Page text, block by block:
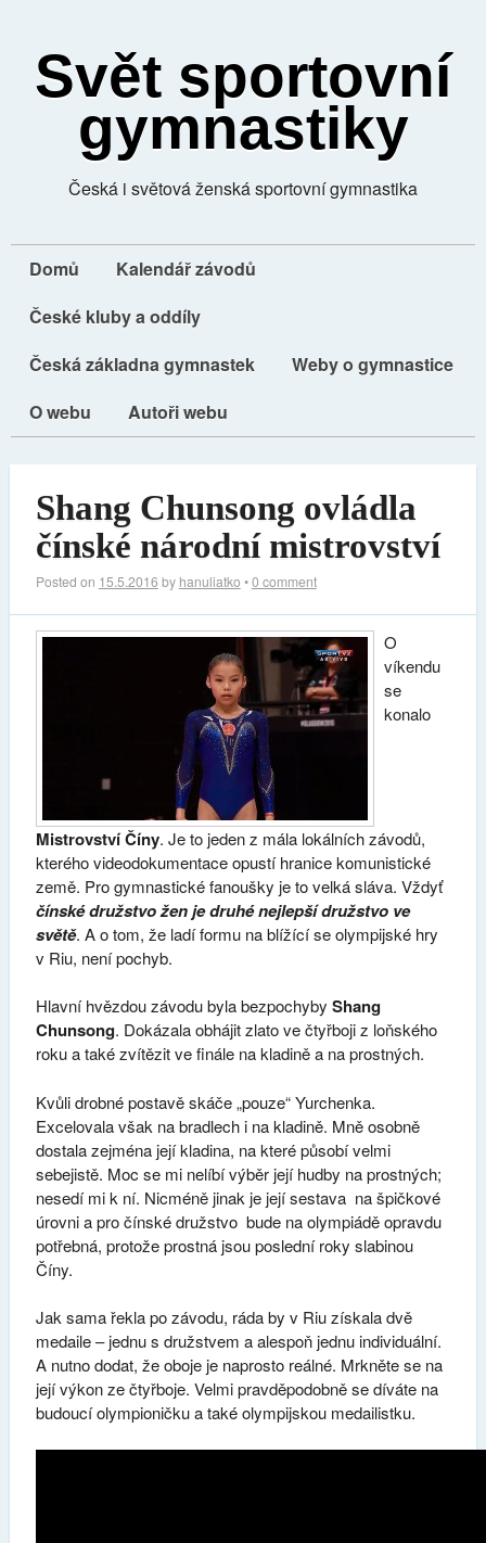
Svět sportovní
gymnastiky
Česká i světová ženská sportovní gymnastika
Domů
Kalendář závodů
České kluby a oddíly
Česká základna gymnastek
Weby o gymnastice
O webu
Autoři webu
Shang Chunsong ovládla
čínské národní mistrovství
Posted on 15.5.2016 by hanuliatko •0 comment
O
víkendu
se
konalo
Mistrovství Číny. Je to jeden z mála lokálních závodů,
kterého videodokumentace opustí hranice komunistické
země. Pro gymnastické fanoušky je to velká sláva. Vždyť
čínské družstvo žen je druhé nejlepší družstvo ve
světě. A o tom, že ladí formu na blížící se olympijské hry
v Riu, není pochyb.
Hlavní hvězdou závodu byla bezpochyby Shang
Chunsong. Dokázala obhájit zlato ve čtyřboji z loňského
roku a také zvítězit ve finále na kladině a na prostných.
Kvůli drobné postavě skáče „pouze“ Yurchenka.
Excelovala však na bradlech i na kladině. Mně osobně
dostala zejména její kladina, na které působí velmi
sebejistě. Moc se mi nelíbí výběr její hudby na prostných;
nesedí mi k ní. Nicméně jinak je její sestava na špičkové
úrovni a pro čínské družstvo bude na olympiádě opravdu
potřebná, protože prostná jsou poslední roky slabinou
Číny.
Jak sama řekla po závodu, ráda by v Riu získala dvě
medaile – jednu s družstvem a alespoň jednu individuální.
A nutno dodat, že oboje je naprosto reálné. Mrkněte se na
její výkon ze čtyřboje. Velmi pravděpodobně se díváte na
budoucí olympioničku a také olympijskou medailistku.